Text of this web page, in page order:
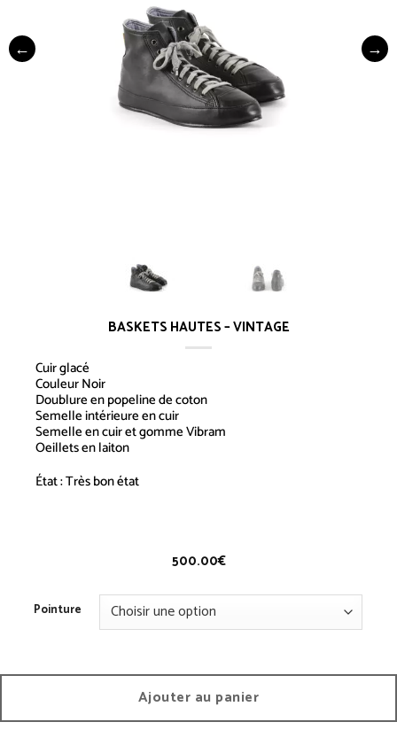
BASKETS HAUTES – VINTAGE
Cuir glacé
Couleur Noir
Doublure en popeline de coton
Semelle intérieure en cuir
Semelle en cuir et gomme Vibram
Oeillets en laiton
État : Très bon état
500.00€
Pointure
Ajouter au panier